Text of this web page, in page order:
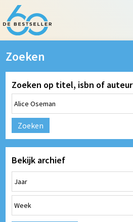
Zoeken
Zoeken op titel, isbn of auteur
Zoeken
Bekijk archief